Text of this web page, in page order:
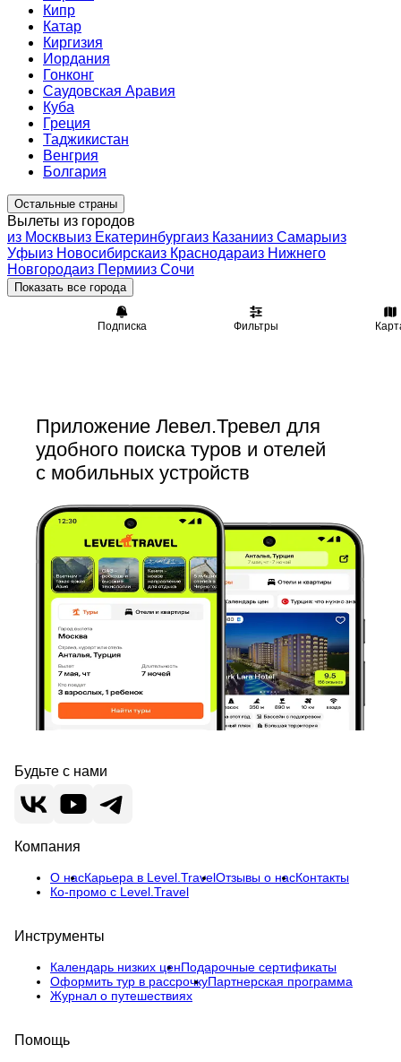
Подписка Фильтры
Кипр
Катар
Киргизия
Иордания
Гонконг
Саудовская Аравия
Куба
Греция
Таджикистан
Венгрия
Болгария
Остальные страны
Вылеты из городов
из Москвыиз Екатеринбургаиз Казанииз Самарыиз
Уфыиз Новосибирскаиз Краснодараиз Нижнего
Новгородаиз Пермииз Сочи
Показать все города
Приложение Левел.Тревел для
удобного поиска туров и отелей
с мобильных устройств
Будьте с нами
Компания
О насКарьера в Level.TravelОтзывы о насКонтакты
Ко-промо с Level.Travel
Инструменты
Календарь низких ценПодарочные сертификаты
Оформить тур в рассрочкуПартнерская программа
Журнал о путешествиях
Помощь